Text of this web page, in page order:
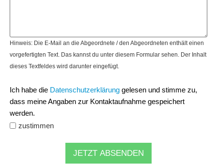
Hinweis: Die E-Mail an die Abgeordnete / den Abgeordneten enthält einen
vorgefertigten Text. Das kannst du unter diesem Formular sehen. Der Inhalt
dieses Textfeldes wird darunter eingefügt.
Ich habe die Datenschutzerklärung gelesen und stimme zu,
dass meine Angaben zur Kontaktaufnahme gespeichert
werden.
zustimmen
JETZT ABSENDEN